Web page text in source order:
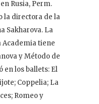
Rusia, Perm.
la directora de la
Sakharova. La
Academia tiene
y Método de
en los ballets: El
Coppelia; La
Romeo y